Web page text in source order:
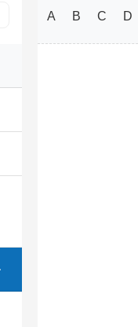
A B C D